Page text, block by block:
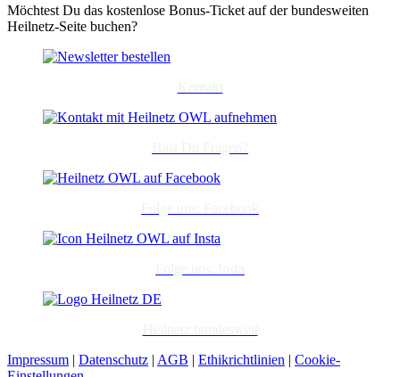
Möchtest Du das kostenlose Bonus-Ticket auf der bundesweiten
Heilnetz-Seite buchen?
Impressum | Datenschutz | AGB | Ethikrichtlinien | Cookie-